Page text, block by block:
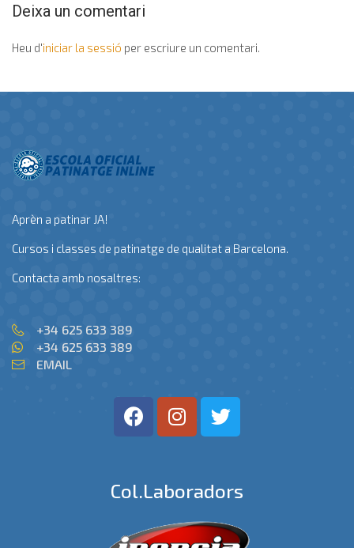
Deixa un comentari
Heu d'iniciar la sessió per escriure un comentari.
Aprèn a patinar JA!
Cursos i classes de patinatge de qualitat a Barcelona.
Contacta amb nosaltres:
+34 625 633 389
+34 625 633 389
EMAIL
Col.laboradors